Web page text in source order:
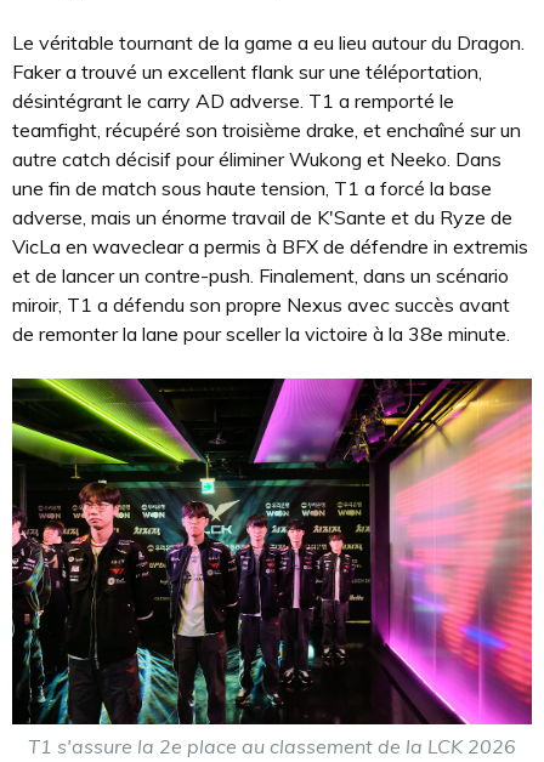
Le véritable tournant de la game a eu lieu autour du Dragon.
Faker a trouvé un excellent flank sur une téléportation,
désintégrant le carry AD adverse. T1 a remporté le
teamfight, récupéré son troisième drake, et enchaîné sur un
autre catch décisif pour éliminer Wukong et Neeko. Dans
une fin de match sous haute tension, T1 a forcé la base
adverse, mais un énorme travail de K'Sante et du Ryze de
VicLa en waveclear a permis à BFX de défendre in extremis
et de lancer un contre-push. Finalement, dans un scénario
miroir, T1 a défendu son propre Nexus avec succès avant
de remonter la lane pour sceller la victoire à la 38e minute.
T1 s'assure la 2e place au classement de la LCK 2026